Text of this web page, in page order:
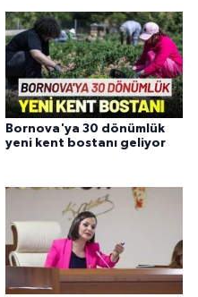
Bornova'ya 30 dönümlük
yeni kent bostanı geliyor